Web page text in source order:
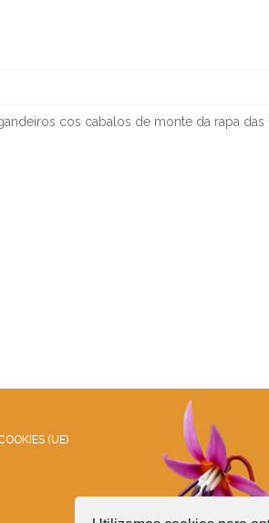
cos cabalos de monte da rapa das
(UE)